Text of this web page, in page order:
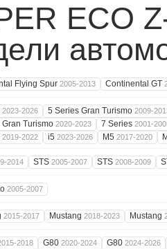
ECO
Flying Spur 2005-2013 Continental GT
2023-2026 5 Series Gran Turismo 2009-
Turismo 2020-2023 7 Series 2001-
2019-2022 i5 2023-2026 M5 2017-2020
2014 STS 2005-2007 STS 2008-2009
2005-2007
2015-2017 Mustang 2018-2023 Mustang
2018 G80 2020-2024 G80 2024-2026